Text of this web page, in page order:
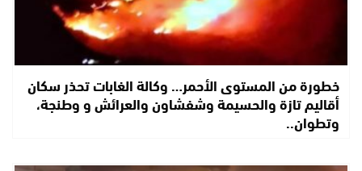
خطورة من المستوى الأحمر… وكالة الغابات تحذر سكان
أقاليم تازة والحسيمة وشفشاون والعرائش و وطنجة،
وتطوان..